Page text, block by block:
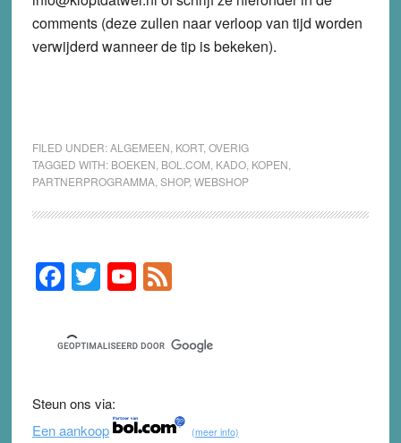
comments (deze zullen naar verloop van tijd worden
verwijderd wanneer de tip is bekeken).
FILED UNDER:ALGEMEEN KORT, OVERIG
TAGGED WITH: BOEKEN BOL.COM KADO, KOPEN
PARTNERPROGRAMMA, SHOP, WEBSHOP
Primary
Sidebar
F
a
c
e
b
o
T
wi
tt
er
Y
o
u
T
b
F
e
d
Steun ons via:
Een aankoop
(meer info)